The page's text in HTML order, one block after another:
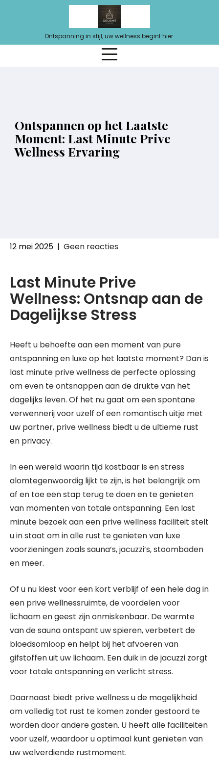
Ontspanning in stijl, uw wellness begint hier.
Ontspannen op het Laatste
Moment: Last Minute Prive
Wellness Ervaring
12 mei 2025 | Geen reacties
Last Minute Prive
Wellness: Ontsnap aan de
Dagelijkse Stress
Heeft u behoefte aan een moment van pure
ontspanning en luxe op het laatste moment? Dan is
last minute prive wellness de perfecte oplossing
om even te ontsnappen aan de drukte van het
dagelijks leven. Of het nu gaat om een spontane
verwennerij voor uzelf of een romantisch uitje met
uw partner, prive wellness biedt u de ultieme rust
en privacy.
In een wereld waarin tijd kostbaar is en stress
alomtegenwoordig lijkt te zijn, is het belangrijk om
af en toe een stap terug te doen en te genieten
van momenten van totale ontspanning. Een last
minute bezoek aan een prive wellness faciliteit stelt
u in staat om in alle rust te genieten van luxe
voorzieningen zoals sauna’s, jacuzzi’s, stoombaden
en meer.
Of u nu kiest voor een kort verblijf of een hele dag in
een prive wellnessruimte, de voordelen voor
lichaam en geest zijn onmiskenbaar. De warmte
van de sauna ontspant uw spieren, verbetert de
bloedsomloop en helpt bij het afvoeren van
gifstoffen uit uw lichaam. Een duik in de jacuzzi zorgt
voor totale ontspanning en verlicht stress.
Daarnaast biedt prive wellness u de mogelijkheid
om volledig tot rust te komen zonder gestoord te
worden door andere gasten. U heeft alle faciliteiten
voor uzelf, waardoor u optimaal kunt genieten van
uw welverdiende rustmoment.